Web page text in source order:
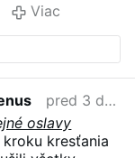
stretnutia, ale
lebo nás
sme skrývať
Alexandra
naliehavo
aby sa stal
spoločenstvo s
Viac
pred 3 dňami
oslavy
kresťania